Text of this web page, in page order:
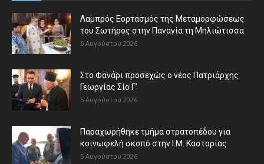
Λαμπρός Εορτασμός της Μεταμορφώσεως
του Σωτήρος στην Παναγία τη Μηλιώτισσα
6 Αυγούστου 2026
Στο Φανάρι προσεχώς ο νέος Πατριάρχης
Γεωργίας Σίο Γ’
5 Αυγούστου 2026
Παραχωρήθηκε τμήμα στρατοπέδου για
κοινωφελή σκοπό στην Ι.Μ. Καστορίας
5 Αυγούστου 2026